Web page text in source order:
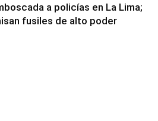
a policías en La Lima;
fusiles de alto poder